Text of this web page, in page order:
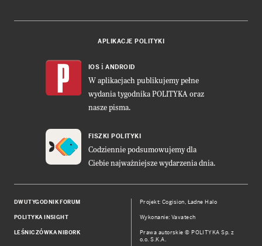
APLIKACJE POLITYKI
IOS i ANDROID
W aplikacjach publikujemy pełne
wydania tygodnika POLITYKA oraz
nasze pisma.
FISZKI POLITYKI
Codziennie podsumowujemy dla
Ciebie najważniejsze wydarzenia dnia.
DWUTYGODNIK FORUM
POLITYKA INSIGHT
LEŚNICZÓWKA NIBORK
Projekt:Cogision, Ładne Halo
Wykonanie: Vavatech
Prawa autorskie © POLITYKA Sp. z
o.o. S.K.A.